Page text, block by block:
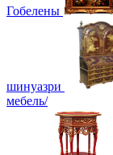
Гобелены
шинуазри
мебель/